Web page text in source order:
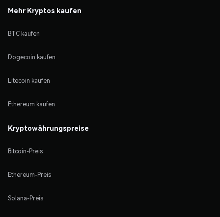
Mehr Kryptos kaufen
BTC kaufen
Dogecoin kaufen
Litecoin kaufen
Ethereum kaufen
Kryptowährungspreise
Bitcoin-Preis
Ethereum-Preis
Solana-Preis